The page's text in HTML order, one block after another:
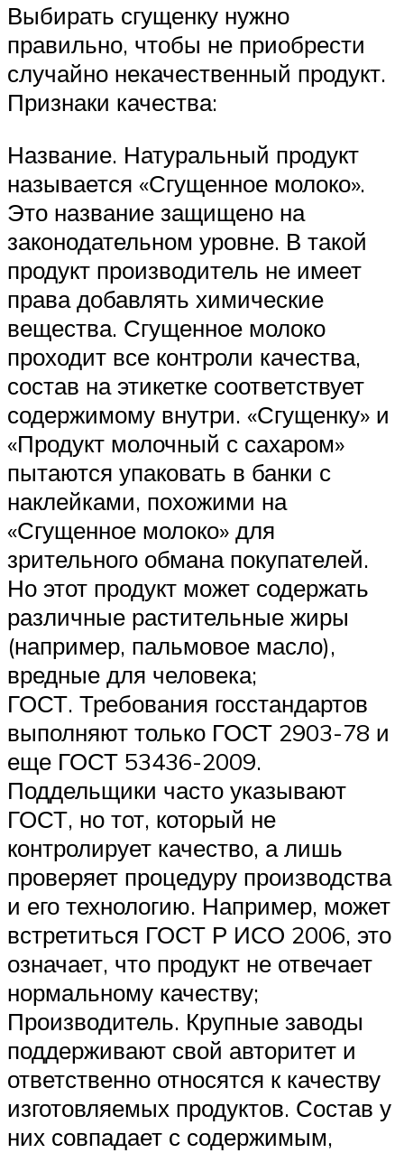
Выбирать сгущенку нужно
правильно, чтобы не приобрести
случайно некачественный продукт.
Признаки качества:
Название. Натуральный продукт
называется «Сгущенное молоко».
Это название защищено на
законодательном уровне. В такой
продукт производитель не имеет
права добавлять химические
вещества. Сгущенное молоко
проходит все контроли качества,
состав на этикетке соответствует
содержимому внутри. «Сгущенку» и
«Продукт молочный с сахаром»
пытаются упаковать в банки с
наклейками, похожими на
«Сгущенное молоко» для
зрительного обмана покупателей.
Но этот продукт может содержать
различные растительные жиры
(например, пальмовое масло),
вредные для человека;
ГОСТ. Требования госстандартов
выполняют только ГОСТ 2903-78 и
еще ГОСТ 53436-2009.
Поддельщики часто указывают
ГОСТ, но тот, который не
контролирует качество, а лишь
проверяет процедуру производства
и его технологию. Например, может
встретиться ГОСТ Р ИСО 2006, это
означает, что продукт не отвечает
нормальному качеству;
Производитель. Крупные заводы
поддерживают свой авторитет и
ответственно относятся к качеству
изготовляемых продуктов. Состав у
них совпадает с содержимым,